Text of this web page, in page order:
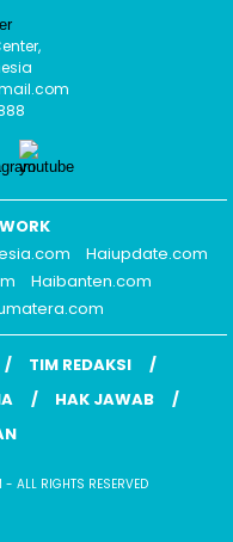
Haiupdate.com
Haibanten.com
TIM REDAKSI
HAK JAWAB
ALL RIGHTS RESERVED